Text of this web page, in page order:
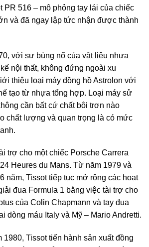
PR 516 – mô phỏng tay lái của chiếc
và đã ngay lập tức nhận được thành
với sự bùng nổ của vật liệu nhựa
nội thất, không đứng ngoài xu
thiệu loại máy đồng hồ Astrolon với
tạo từ nhựa tổng hợp. Loại máy sử
cần bất cứ chất bôi trơn nào
chất lượng và quan trọng là có mức
trợ cho một chiếc Porsche Carrera
Heures du Mans. Từ năm 1979 và
năm, Tissot tiếp tục mở rộng các hoạt
đua Formula 1 bằng việc tài trợ cho
của Colin Chapmann và tay đua
dòng máu Italy và Mỹ – Mario Andretti.
Tissot tiến hành sản xuất đồng